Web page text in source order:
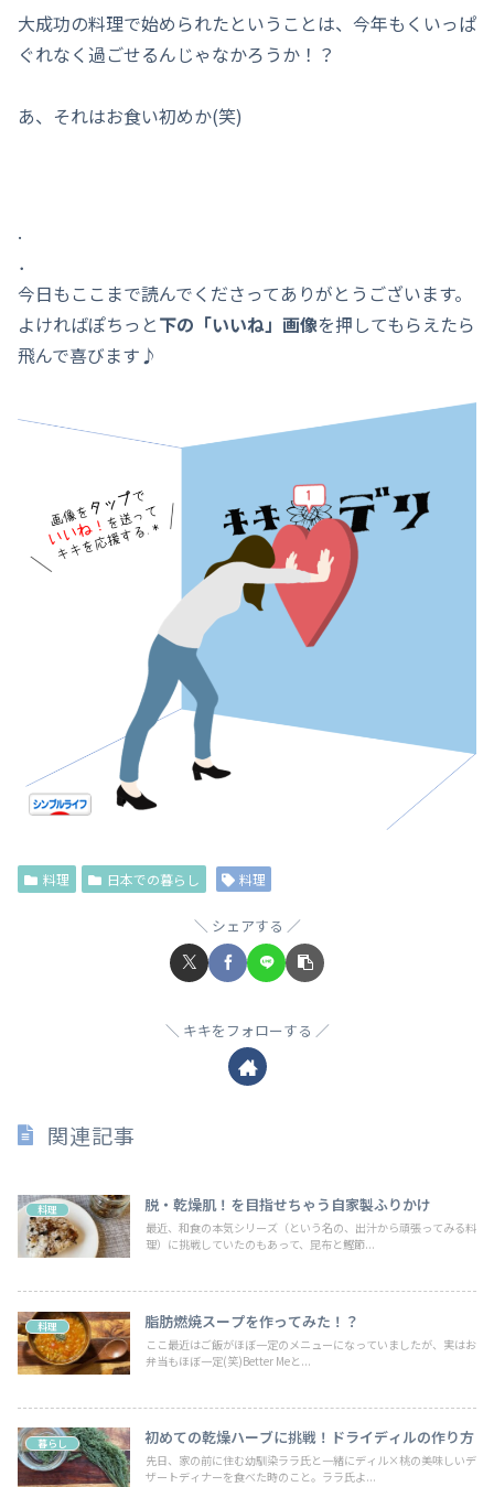
大成功の料理で始められたということは、今年もくいっぱ
ぐれなく過ごせるんじゃなかろうか！？
あ、それはお食い初めか(笑)
.
．
今日もここまで読んでくださってありがとうございます。
よければぽちっと下の「いいね」画像を押してもらえたら
飛んで喜びます♪
料理 日本での暮らし 料理
シェアする
キキをフォローする
関連記事
料理 脱・乾燥肌！を目指せちゃう自家製ふりかけ
最近、和食の本気シリーズ（という名の、出汁から頑張ってみる料
理）に挑戦していたのもあって、昆布と鰹節...
料理 脂肪燃焼スープを作ってみた！？
ここ最近はご飯がほぼ一定のメニューになっていましたが、実はお
弁当もほぼ一定(笑)Better Meと...
暮らし 初めての乾燥ハーブに挑戦！ドライディルの作り方
先日、家の前に住む幼馴染ララ氏と一緒にディル×桃の美味しいデ
ザートディナーを食べた時のこと。ララ氏よ...